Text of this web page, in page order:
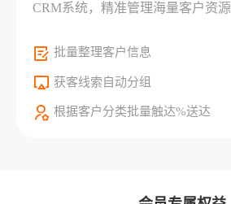
CRM系统，精准管理海量客户资源
批量整理客户信息
获客线索自动分组
根据客户分类批量触达%送达